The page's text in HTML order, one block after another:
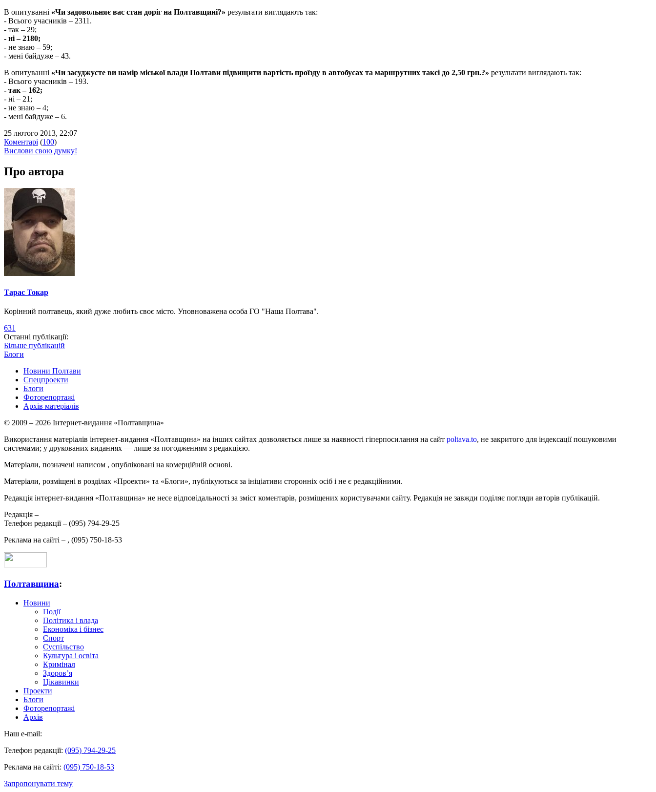
В опитуванні «Чи задовольняє вас стан доріг на Полтавщині?» результати виглядають так:
- Всього учасників – 2311.
- так – 29;
- ні – 2180;
- не знаю – 59;
- мені байдуже – 43.
В опитуванні «Чи засуджуєте ви намір міської влади Полтави підвищити вартість проїзду в автобусах та маршрутних таксі до 2,50 грн.?» результати виглядають так:
- Всього учасників – 193.
- так – 162;
- ні – 21;
- не знаю – 4;
- мені байдуже – 6.
25 лютого 2013, 22:07
Коментарі (100)
Вислови свою думку!
Про автора
Тарас Токар
Корінний полтавець, який дуже любить своє місто. Уповноважена особа ГО "Наша Полтава".
631
Останні публікації:
Більше публікацій
Блоги
Новини Полтави
Спецпроекти
Блоги
Фоторепортажі
Архів матеріалів
© 2009 – 2026 Інтернет-видання «Полтавщина»
Використання матеріалів інтернет-видання «Полтавщина» на інших сайтах дозволяється лише за наявності гіперпосилання на сайт poltava.to, не закритого для індексації пошуковими
системами; у друкованих виданнях — лише за погодженням з редакцією.
Матеріали, позначені написом , опубліковані на комерційній основі.
Матеріали, розміщені в розділах «Проекти» та «Блоги», публікуються за ініціативи сторонніх осіб і не є редакційними.
Редакція інтернет-видання «Полтавщина» не несе відповідальності за зміст коментарів, розміщених користувачами сайту. Редакція не завжди поділяє погляди авторів публікацій.
Редакція –
Телефон редакції – (095) 794-29-25
Реклама на сайті – , (095) 750-18-53
Полтавщина:
Новини
Події
Політика і влада
Економіка і бізнес
Спорт
Суспільство
Культура і освіта
Кримінал
Здоров’я
Цікавинки
Проекти
Блоги
Фоторепортажі
Архів
Наш e-mail:
Телефон редакції: (095) 794-29-25
Реклама на сайті: (095) 750-18-53
Запропонувати тему